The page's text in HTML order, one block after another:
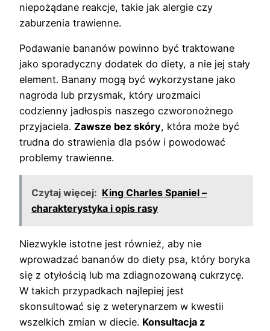
niepożądane reakcje, takie jak alergie czy
zaburzenia trawienne.
Podawanie bananów powinno być traktowane
jako sporadyczny dodatek do diety, a nie jej stały
element. Banany mogą być wykorzystane jako
nagroda lub przysmak, który urozmaici
codzienny jadłospis naszego czworonożnego
przyjaciela. Zawsze bez skóry, która może być
trudna do strawienia dla psów i powodować
problemy trawienne.
Czytaj więcej: King Charles Spaniel –
charakterystyka i opis rasy
Niezwykle istotne jest również, aby nie
wprowadzać bananów do diety psa, który boryka
się z otyłością lub ma zdiagnozowaną cukrzycę.
W takich przypadkach najlepiej jest
skonsultować się z weterynarzem w kwestii
wszelkich zmian w diecie. Konsultacja z